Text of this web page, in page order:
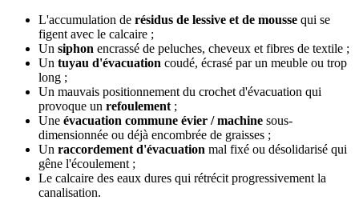
L'accumulation de résidus de lessive et de mousse qui se
figent avec le calcaire ;
Un siphon encrassé de peluches, cheveux et fibres de textile ;
Un tuyau d'évacuation coudé, écrasé par un meuble ou trop
long ;
Un mauvais positionnement du crochet d'évacuation qui
provoque un refoulement ;
Une évacuation commune évier / machine sous-
dimensionnée ou déjà encombrée de graisses ;
Un raccordement d'évacuation mal fixé ou désolidarisé qui
gêne l'écoulement ;
Le calcaire des eaux dures qui rétrécit progressivement la
canalisation.